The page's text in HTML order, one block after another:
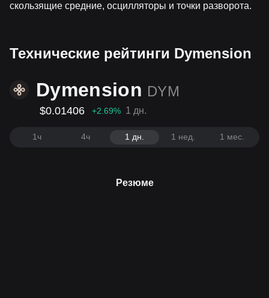
скользящие средние, осцилляторы и точки разворота.
Технические рейтинги Dymension
Dymension DYM
$0.01406 +2.69% 1 дн.
1ч 4ч 1 дн. 1 нед. 1 мес.
Резюме